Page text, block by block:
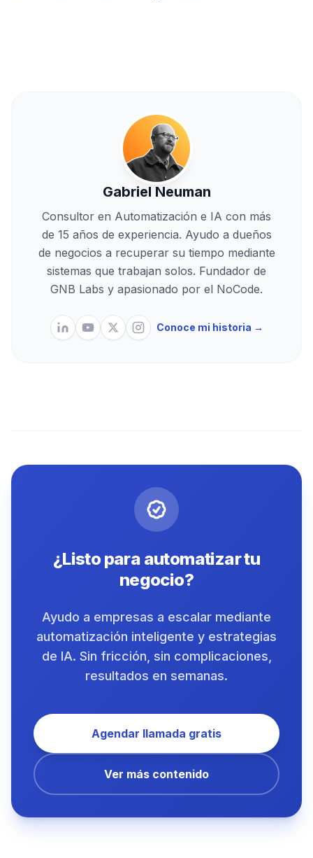
Gabriel Neuman
Consultor en Automatización e IA con más
de 15 años de experiencia. Ayudo a dueños
de negocios a recuperar su tiempo mediante
sistemas que trabajan solos. Fundador de
GNB Labs y apasionado por el NoCode.
Conoce mi historia →
¿Listo para automatizar tu
negocio?
Ayudo a empresas a escalar mediante
automatización inteligente y estrategias
de IA. Sin fricción, sin complicaciones,
resultados en semanas.
Agendar llamada gratis
Ver más contenido